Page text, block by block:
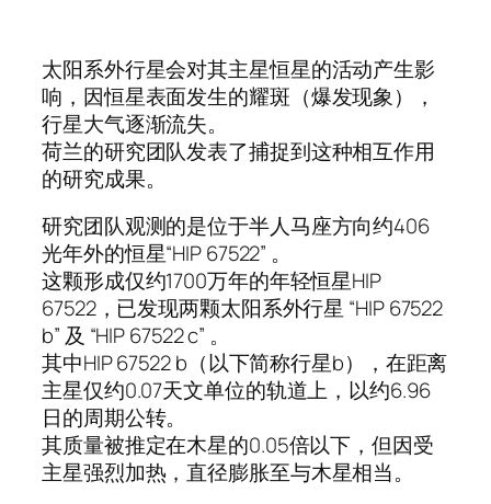
太阳系外行星会对其主星恒星的活动产生影
响，因恒星表面发生的耀斑（爆发现象），
行星大气逐渐流失。
荷兰的研究团队发表了捕捉到这种相互作用
的研究成果。
研究团队观测的是位于半人马座方向约406
光年外的恒星“HIP 67522” 。
这颗形成仅约1700万年的年轻恒星HIP
67522，已发现两颗太阳系外行星 “HIP 67522
b” 及 “HIP 67522 c” 。
其中HIP 67522 b（以下简称行星b），在距离
主星仅约0.07天文单位的轨道上，以约6.96
日的周期公转。
其质量被推定在木星的0.05倍以下，但因受
主星强烈加热，直径膨胀至与木星相当。